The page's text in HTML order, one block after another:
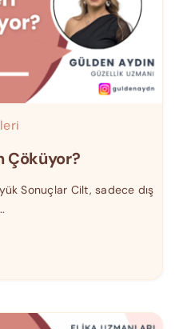
Çöküyor?
Sonuçlar Cilt, sadece dış